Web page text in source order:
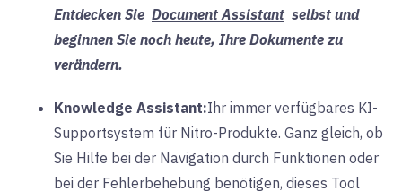
Entdecken Sie Document Assistant selbst und
beginnen Sie noch heute, Ihre Dokumente zu
verändern.
Knowledge Assistant:Ihr immer verfügbares KI-
Supportsystem für Nitro-Produkte. Ganz gleich, ob
Sie Hilfe bei der Navigation durch Funktionen oder
bei der Fehlerbehebung benötigen, dieses Tool